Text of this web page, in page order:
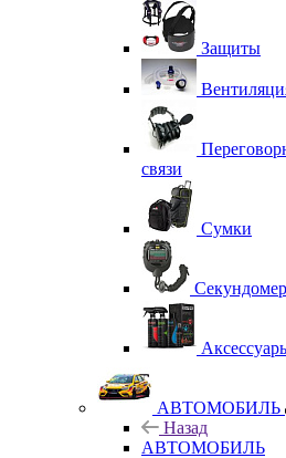
Защиты
связи
Сумки
АВТОМОБИЛЬ
Назад
АВТОМОБИЛЬ